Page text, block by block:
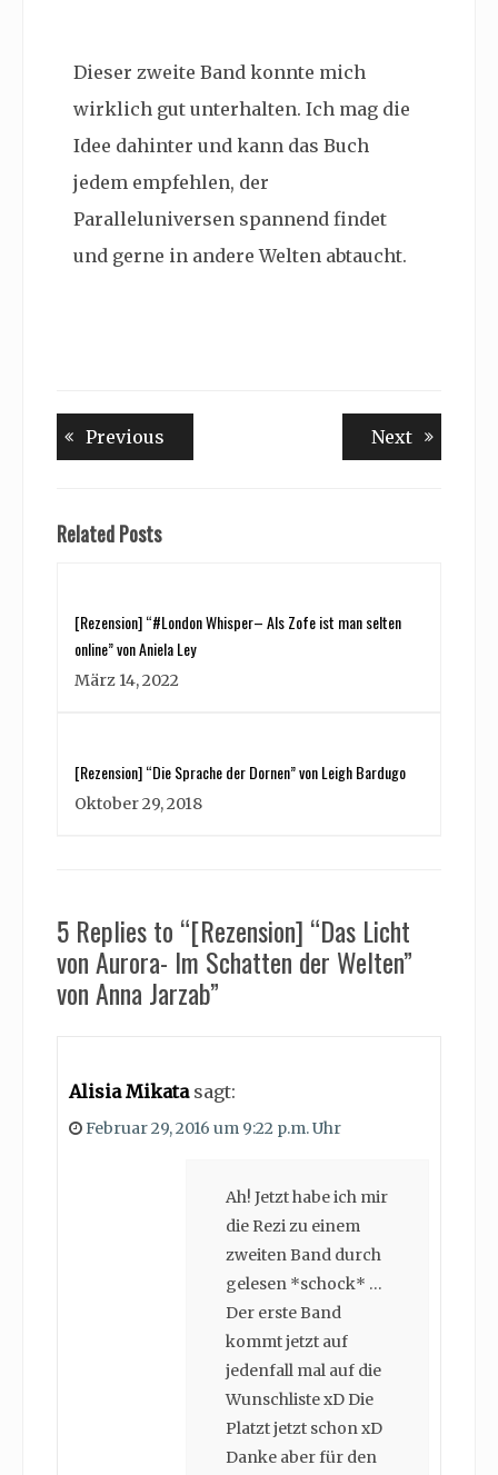
Dieser zweite Band konnte mich
wirklich gut unterhalten. Ich mag die
Idee dahinter und kann das Buch
jedem empfehlen, der
Paralleluniversen spannend findet
und gerne in andere Welten abtaucht.
Beitragsnavigation
Previous NextNext
Related Posts
[Rezension] “#London Whisper– Als Zofe ist man selten
online” von Aniela Ley
März 14, 2022
[Rezension] “Die Sprache der Dornen” von Leigh Bardugo
Oktober 29, 2018
5 Replies to “[Rezension] “Das Licht
von Aurora- Im Schatten der Welten”
von Anna Jarzab”
Alisia Mikata sagt:
Februar 29, 2016 um 9:22 p.m. Uhr
Ah! Jetzt habe ich mir
die Rezi zu einem
zweiten Band durch
gelesen *schock* …
Der erste Band
kommt jetzt auf
jedenfall mal auf die
Wunschliste xD Die
Platzt jetzt schon xD
Danke aber für den